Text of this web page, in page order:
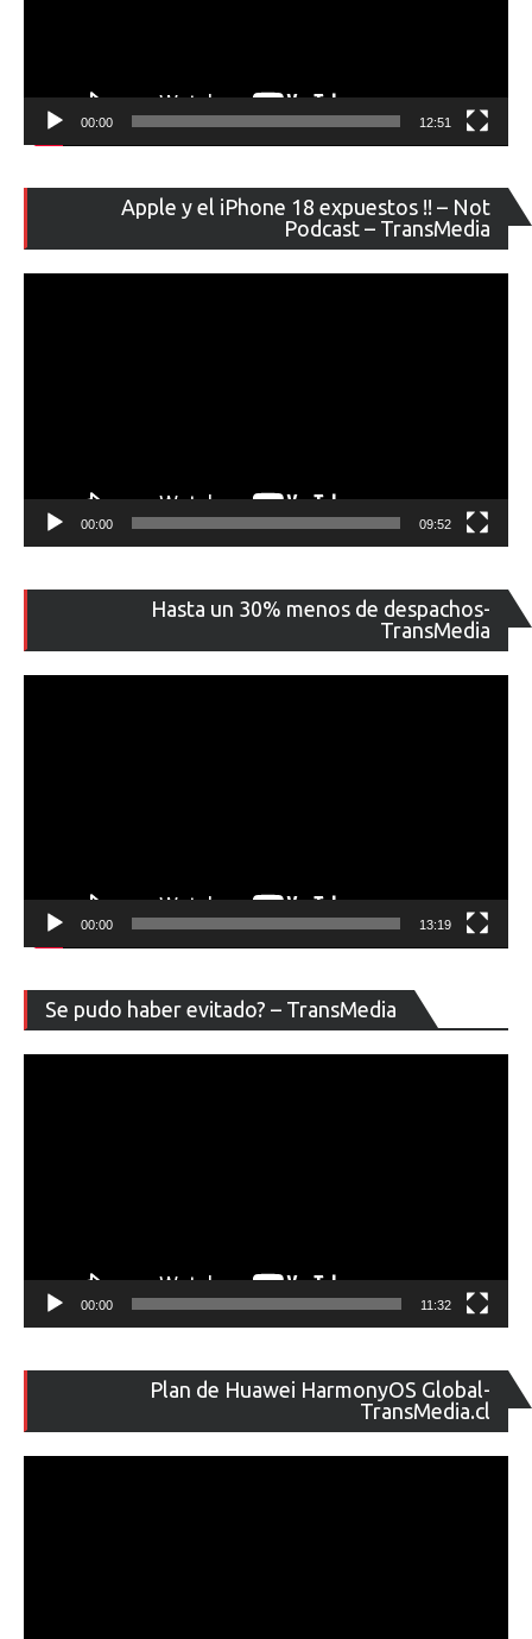
00:00 12:51
Apple y el iPhone 18 expuestos !! – Not
Podcast – TransMedia
de
00:00 09:52
Hasta un 30% menos de despachos-
TransMedia
de
00:00 13:19
Se pudo haber evitado? – TransMedia
de
00:00 11:32
Plan de Huawei HarmonyOS Global-
TransMedia.cl
de